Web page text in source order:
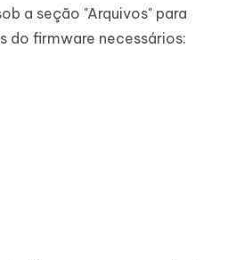
a seção "Arquivos" para
do firmware necessários: